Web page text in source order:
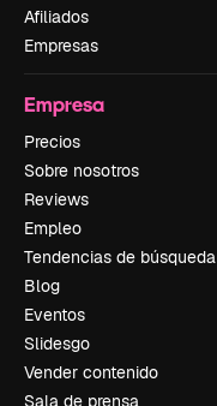
Afiliados
Empresas
Empresa
Precios
Sobre nosotros
Reviews
Empleo
Tendencias de búsqueda
Blog
Eventos
Slidesgo
Vender contenido
Sala de prensa